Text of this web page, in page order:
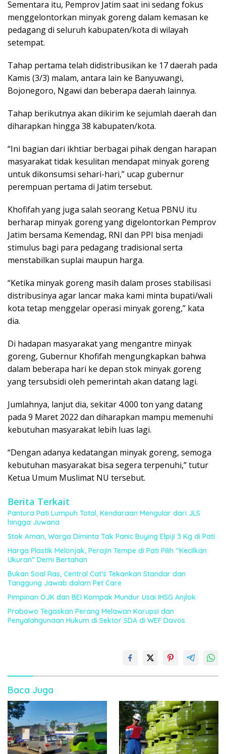
Sementara itu, Pemprov Jatim saat ini sedang fokus
menggelontorkan minyak goreng dalam kemasan ke
pedagang di seluruh kabupaten/kota di wilayah
setempat.
Tahap pertama telah didistribusikan ke 17 daerah pada
Kamis (3/3) malam, antara lain ke Banyuwangi,
Bojonegoro, Ngawi dan beberapa daerah lainnya.
Tahap berikutnya akan dikirim ke sejumlah daerah dan
diharapkan hingga 38 kabupaten/kota.
“Ini bagian dari ikhtiar berbagai pihak dengan harapan
masyarakat tidak kesulitan mendapat minyak goreng
untuk dikonsumsi sehari-hari,” ucap gubernur
perempuan pertama di Jatim tersebut.
Khofifah yang juga salah seorang Ketua PBNU itu
berharap minyak goreng yang digelontorkan Pemprov
Jatim bersama Kemendag, RNI dan PPI bisa menjadi
stimulus bagi para pedagang tradisional serta
menstabilkan suplai maupun harga.
“Ketika minyak goreng masih dalam proses stabilisasi
distribusinya agar lancar maka kami minta bupati/wali
kota tetap menggelar operasi minyak goreng,” kata
dia.
Di hadapan masyarakat yang mengantre minyak
goreng, Gubernur Khofifah mengungkapkan bahwa
dalam beberapa hari ke depan stok minyak goreng
yang tersubsidi oleh pemerintah akan datang lagi.
Jumlahnya, lanjut dia, sekitar 4.000 ton yang datang
pada 9 Maret 2022 dan diharapkan mampu memenuhi
kebutuhan masyarakat lebih luas lagi.
“Dengan adanya kedatangan minyak goreng, semoga
kebutuhan masyarakat bisa segera terpenuhi,” tutur
Ketua Umum Muslimat NU tersebut.
Berita Terkait
Pantura Pati Lumpuh Total, Kendaraan Mengular dari JLS
hingga Juwana
Stok Aman, Warga Diminta Tak Panic Buying Elpiji 3 Kg di Pati
Harga Plastik Melonjak, Perajin Tempe di Pati Pilih “Kecilkan
Ukuran” Demi Bertahan
Bukan Soal Ras, Central Cat’s Tekankan Standar dan
Tanggung Jawab dalam Pet Care
Pimpinan OJK dan BEI Kompak Mundur Usai IHSG Anjlok
Prabowo Tegaskan Perang Melawan Korupsi dan
Penyalahgunaan Hukum di Sektor SDA di WEF Davos
Baca Juga